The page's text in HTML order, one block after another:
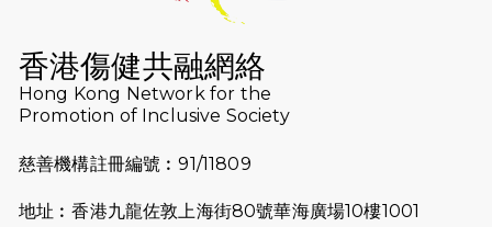
猛龍長跑隊恆常練習 - 7月16日
2026-07-10
【猛龍戈壁118公里分享暨香港傷健共
融網絡15周年晚宴】
2026-07-09
猛龍長跑隊恆常練習 - 7月9日（19:00
香港傷健共融網絡
Hong Kong Network for the
Promotion of Inclusive Society
慈善機構註冊編號︰91/11809
地址︰香港九龍佐敦上海街80號華海廣場10樓1001